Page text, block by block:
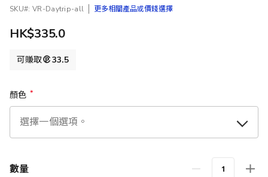
SKU VR-Daytrip-all 更多相關產品或價錢選擇
HK$335.0
可賺取 33.5
顏色
數量